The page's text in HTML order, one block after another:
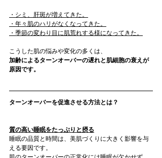
・シミ、肝斑が増えてきた。
・年々肌のハリがなくなってきた。
・季節の変わり目に肌荒れする様になってきた。
こうした肌の悩みや変化の多くは、
加齢によるターンオーバーの遅れと肌細胞の衰えが
原因です。
ターンオーバーを促進させる方法とは？
質の高い睡眠をたっぷりと摂る
睡眠の品質と時間は、美肌づくりに大きく影響を与
える要因です。